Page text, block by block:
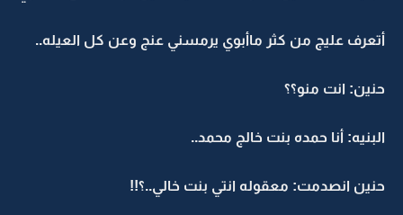
أتعرف عليج من كثر ماأبوي يرمسني عنج وعن كل العيله..
حنين: انت منو؟؟
البنيه: أنا حمده بنت خالج محمد..
حنين انصدمت: معقوله انتي بنت خالي..؟!!